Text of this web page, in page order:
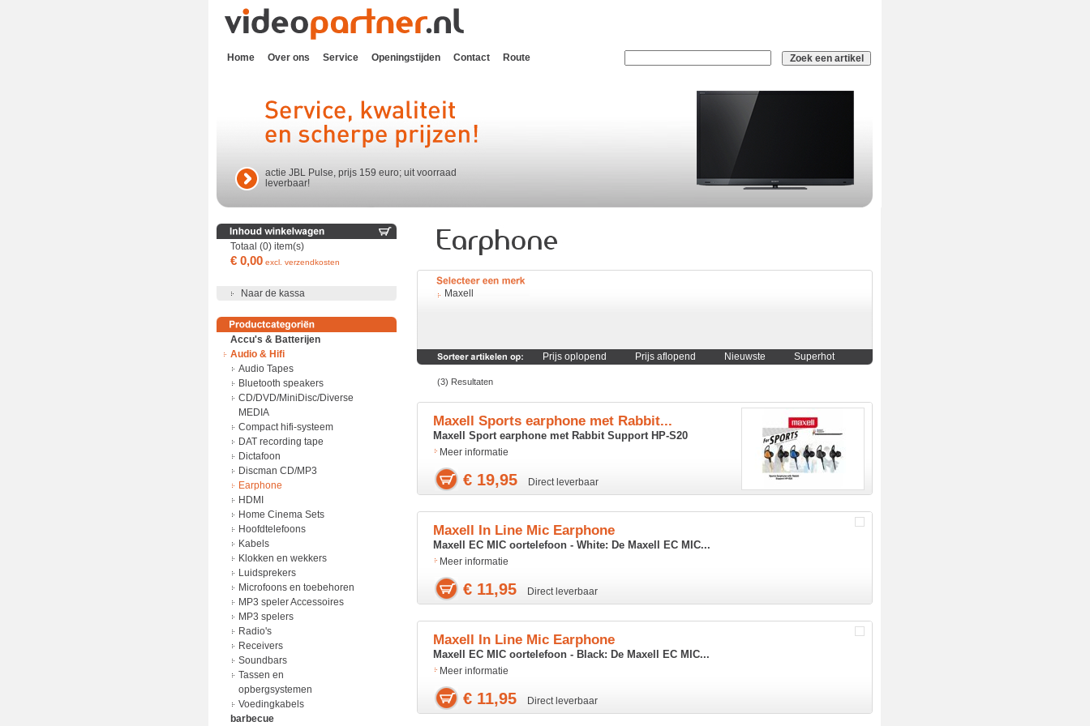
Home Over ons Service Openingstijden Contact Route
actie JBL Pulse, prijs 159 euro; uit voorraad
leverbaar!
Totaal (0) item(s)
€ 0,00 excl. verzendkosten
Naar de kassa
Accu's & Batterijen
Accu's en batterijen
Adapter
batterij lader
Batterijen
Laders
Power Bank
Voedingkabels
Audio & Hifi
Audio Tapes
Bluetooth speakers
CD/DVD/MiniDisc/Diverse
MEDIA
Compact hifi-systeem
DAT recording tape
Dictafoon
Discman CD/MP3
Earphone
HDMI
Home Cinema Sets
Hoofdtelefoons
Kabels
Klokken en wekkers
Luidsprekers
Microfoons en toebehoren
MP3 speler Accessoires
MP3 spelers
Radio's
Receivers
Soundbars
Tassen en
opbergsystemen
Voedingkabels
barbecue
Maxell
Prijs oplopend Prijs aflopend Nieuwste Superhot
(3) Resultaten
Maxell Sports earphone met Rabbit...
Maxell Sport earphone met Rabbit Support HP-S20
Meer informatie
€ 19,95 Direct leverbaar
Maxell In Line Mic Earphone
Maxell EC MIC oortelefoon - White: De Maxell EC MIC...
Meer informatie
€ 11,95 Direct leverbaar
Maxell In Line Mic Earphone
Maxell EC MIC oortelefoon - Black: De Maxell EC MIC...
Meer informatie
€ 11,95 Direct leverbaar